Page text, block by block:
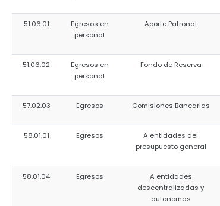
51.06.01
Egresos en
personal
Aporte Patronal
51.06.02
Egresos en
personal
Fondo de Reserva
57.02.03 Egresos Comisiones Bancarias
58.01.01 Egresos
A entidades del
presupuesto general
58.01.04 Egresos
A entidades
descentralizadas y
autonomas